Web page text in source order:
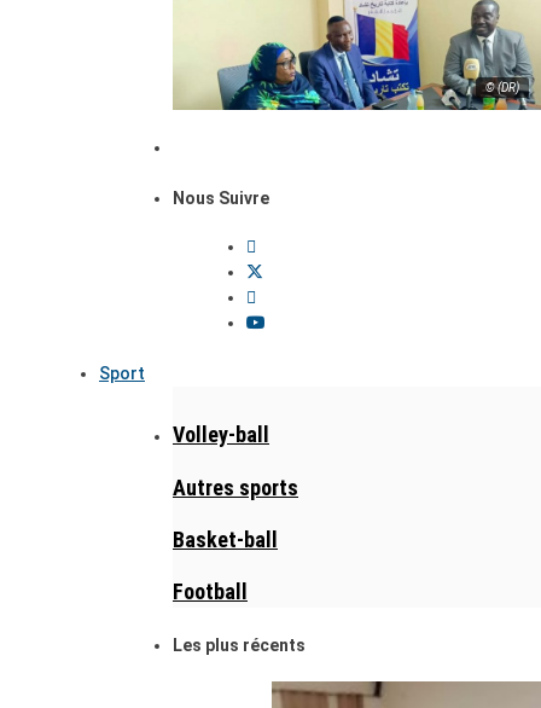
© (DR)
Nous Suivre
Sport
Volley-ball
Autres sports
Basket-ball
Football
Les plus récents